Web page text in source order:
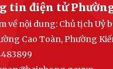
tin điện tử
về nội dung: Chủ tịch Uỷ
Cao Toàn, Phường